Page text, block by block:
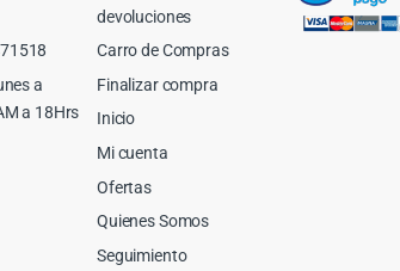
a
a 18Hrs
devoluciones
Carro de Compras
Finalizar compra
Inicio
Mi cuenta
Ofertas
Quienes Somos
Seguimiento